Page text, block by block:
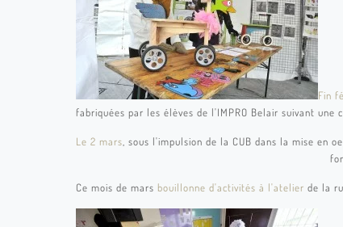
Fin
fabriquées par les élèves de l'IMPRO Belair suivant
Le 2 mars , sous l'impulsion de la CUB dans la mise en
Ce mois de mars bouillonne d'activités à l'atelier de la